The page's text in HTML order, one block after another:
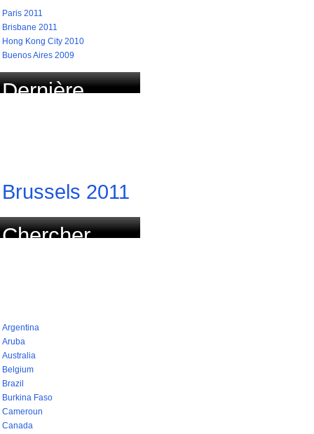
Paris 2011
Brisbane 2011
Hong Kong City 2010
Buenos Aires 2009
Dernière
Brussels 2011
Chercher
Argentina
Aruba
Australia
Belgium
Brazil
Burkina Faso
Cameroun
Canada